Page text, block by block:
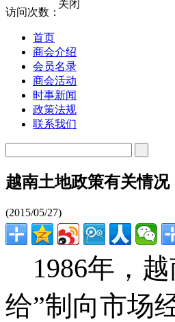
访问次数：
首页
商会介绍
会员名录
商会活动
时事新闻
政策法规
联系我们
越南土地政策有关情况
(2015/05/27)
1986年，越
给”制向市场
关闭